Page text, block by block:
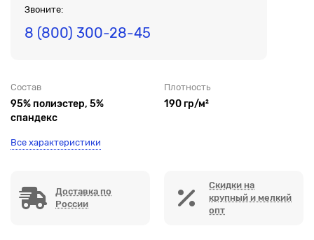
Звоните:
8 (800) 300-28-45
Состав
95% полиэстер, 5%
спандекс
Плотность
190 гр/м²
Все характеристики
Доставка по
России
Скидки на
крупный и мелкий
опт